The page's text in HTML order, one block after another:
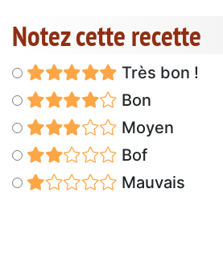
Notez cette recette
Très bon !
Bon
Moyen
Bof
Mauvais